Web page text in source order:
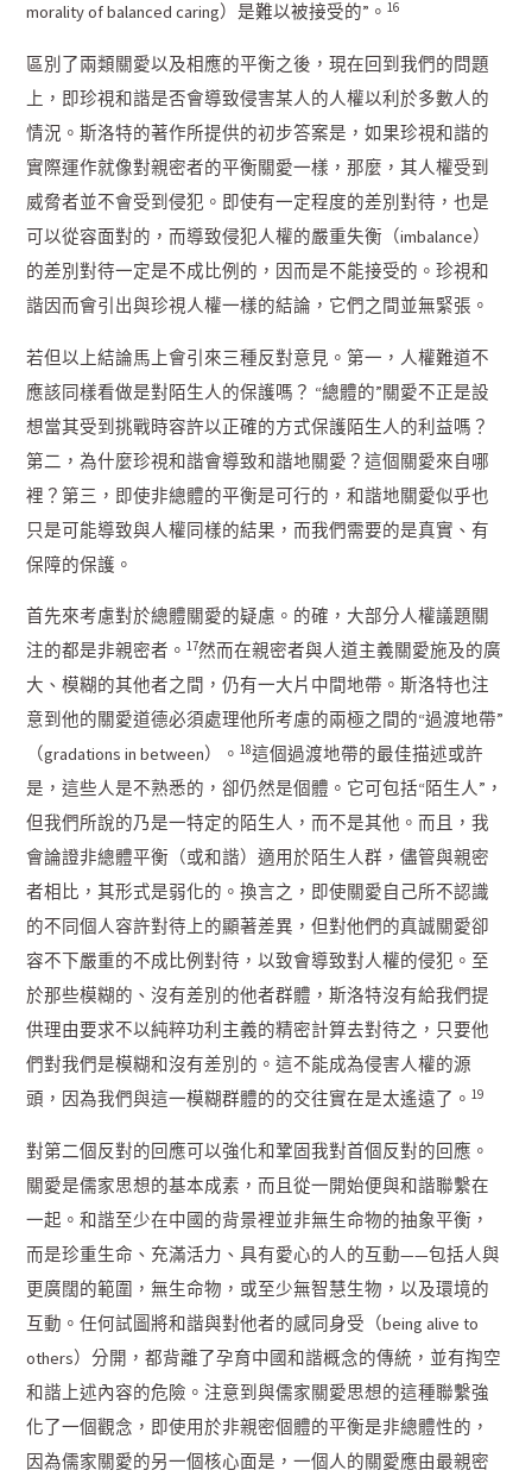
morality of balanced caring）是難以被接受的”。16
區別了兩類關愛以及相應的平衡之後，現在回到我們的問題
上，即珍視和諧是否會導致侵害某人的人權以利於多數人的
情況。斯洛特的著作所提供的初步答案是，如果珍視和諧的
實際運作就像對親密者的平衡關愛一樣，那麼，其人權受到
威脅者並不會受到侵犯。即使有一定程度的差別對待，也是
可以從容面對的，而導致侵犯人權的嚴重失衡（imbalance）
的差別對待一定是不成比例的，因而是不能接受的。珍視和
諧因而會引出與珍視人權一樣的結論，它們之間並無緊張。
若但以上結論馬上會引來三種反對意見。第一，人權難道不
應該同樣看做是對陌生人的保護嗎？ “總體的”關愛不正是設
想當其受到挑戰時容許以正確的方式保護陌生人的利益嗎？
第二，為什麼珍視和諧會導致和諧地關愛？這個關愛來自哪
裡？第三，即使非總體的平衡是可行的，和諧地關愛似乎也
只是可能導致與人權同樣的結果，而我們需要的是真實、有
保障的保護。
首先來考慮對於總體關愛的疑慮。的確，大部分人權議題關
注的都是非親密者。17然而在親密者與人道主義關愛施及的廣
大、模糊的其他者之間，仍有一大片中間地帶。斯洛特也注
意到他的關愛道德必須處理他所考慮的兩極之間的“過渡地帶”
（gradations in between）。18這個過渡地帶的最佳描述或許
是，這些人是不熟悉的，卻仍然是個體。它可包括“陌生人”，
但我們所說的乃是一特定的陌生人，而不是其他。而且，我
會論證非總體平衡（或和諧）適用於陌生人群，儘管與親密
者相比，其形式是弱化的。換言之，即使關愛自己所不認識
的不同個人容許對待上的顯著差異，但對他們的真誠關愛卻
容不下嚴重的不成比例對待，以致會導致對人權的侵犯。至
於那些模糊的、沒有差別的他者群體，斯洛特沒有給我們提
供理由要求不以純粹功利主義的精密計算去對待之，只要他
們對我們是模糊和沒有差別的。這不能成為侵害人權的源
頭，因為我們與這一模糊群體的的交往實在是太遙遠了。19
對第二個反對的回應可以強化和鞏固我對首個反對的回應。
關愛是儒家思想的基本成素，而且從一開始便與和諧聯繫在
一起。和諧至少在中國的背景裡並非無生命物的抽象平衡，
而是珍重生命、充滿活力、具有愛心的人的互動——包括人與
更廣闊的範圍，無生命物，或至少無智慧生物，以及環境的
互動。任何試圖將和諧與對他者的感同身受（being alive to
others）分開，都背離了孕育中國和諧概念的傳統，並有掏空
和諧上述內容的危險。注意到與儒家關愛思想的這種聯繫強
化了一個觀念，即使用於非親密個體的平衡是非總體性的，
因為儒家關愛的另一個核心面是，一個人的關愛應由最親密